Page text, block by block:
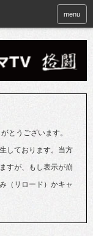
menu
とうございます。
しております。当方
すが、もし表示が崩
（リロード）かキャ